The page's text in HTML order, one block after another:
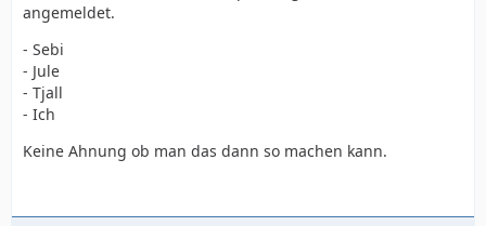
angemeldet.
- Sebi
- Jule
- Tjall
- Ich
Keine Ahnung ob man das dann so machen kann.